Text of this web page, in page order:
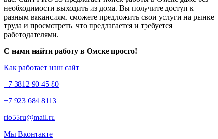
необходимости выходить из дома. Вы получите доступ к
разным вакансиям, сможете предложить свои услуги на рынке
труда и просмотреть, что предлагается и требуется
работодателями.
С нами найти работу в Омске просто!
Как работает наш сайт
+7 3812 90 45 80
+7 923 684 8113
rio55ru@mail.ru
Мы Вконтакте